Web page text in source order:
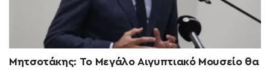
Μητσοτάκης: Το Μεγάλο Αιγυπτιακό Μουσείο θα